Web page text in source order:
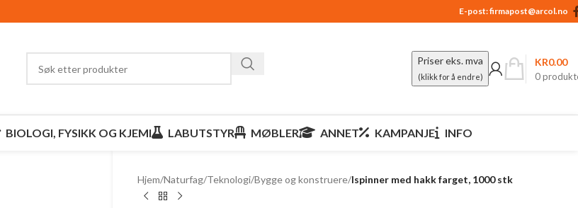
E-post:firmapost@arcol.no
Priser eks. mva
(klikk for å endre) 0
KR0.00
BIOLOGI, FYSIKK OG KJEMI LABUTSTYR MØBLER ANNET KAMPANJE INFO
Hjem/Naturfag/Teknologi/Bygge og konstruere/Ispinner med hakk farget, 1000 stk